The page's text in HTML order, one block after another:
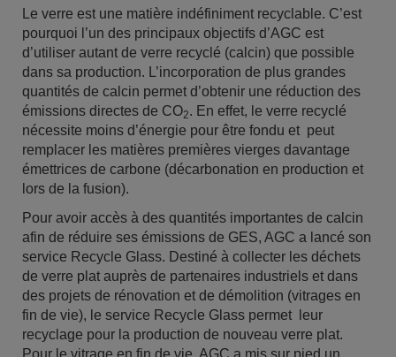
Le verre est une matière indéfiniment recyclable. C’est
pourquoi l’un des principaux objectifs d’AGC est
d’utiliser autant de verre recyclé (calcin) que possible
dans sa production. L’incorporation de plus grandes
quantités de calcin permet d’obtenir une réduction des
émissions directes de CO2. En effet, le verre recyclé
nécessite moins d’énergie pour être fondu et peut
remplacer les matières premières vierges davantage
émettrices de carbone (décarbonation en production et
lors de la fusion).
Pour avoir accès à des quantités importantes de calcin
afin de réduire ses émissions de GES, AGC a lancé son
service Recycle Glass. Destiné à collecter les déchets
de verre plat auprès de partenaires industriels et dans
des projets de rénovation et de démolition (vitrages en
fin de vie), le service Recycle Glass permet leur
recyclage pour la production de nouveau verre plat.
Pour le vitrage en fin de vie, AGC a mis sur pied un